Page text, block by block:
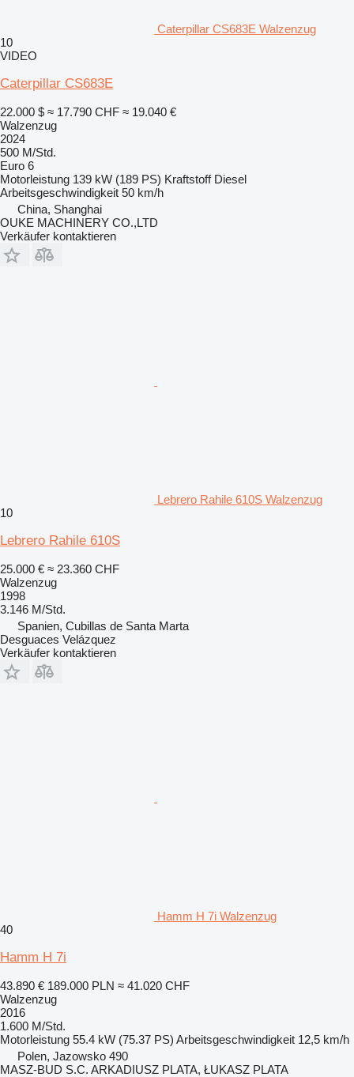
Caterpillar CS683E Walzenzug
10
VIDEO
Caterpillar CS683E
22.000 $ ≈ 17.790 CHF ≈ 19.040 €
Walzenzug
2024
500 M/Std.
Euro 6
Motorleistung 139 kW (189 PS) Kraftstoff Diesel
Arbeitsgeschwindigkeit 50 km/h
China, Shanghai
OUKE MACHINERY CO.,LTD
Verkäufer kontaktieren
Lebrero Rahile 610S Walzenzug
10
Lebrero Rahile 610S
25.000 € ≈ 23.360 CHF
Walzenzug
1998
3.146 M/Std.
Spanien, Cubillas de Santa Marta
Desguaces Velázquez
Verkäufer kontaktieren
Hamm H 7i Walzenzug
40
Hamm H 7i
43.890 € 189.000 PLN ≈ 41.020 CHF
Walzenzug
2016
1.600 M/Std.
Motorleistung 55.4 kW (75.37 PS) Arbeitsgeschwindigkeit 12,5 km/h
Polen, Jazowsko 490
MASZ-BUD S.C. ARKADIUSZ PLATA, ŁUKASZ PLATA